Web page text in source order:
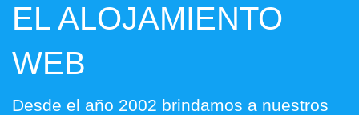
EL ALOJAMIENTO
WEB
Desde el año 2002 brindamos a nuestros